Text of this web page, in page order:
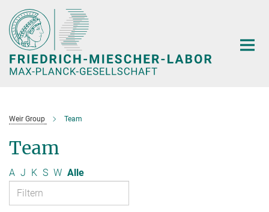
Hauptinhalt
Weir Group Team
Team
A J K S W Alle